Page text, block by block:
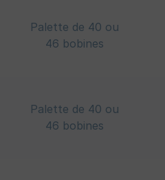
Palette de 40 ou
46 bobines
Palette de 40 ou
46 bobines